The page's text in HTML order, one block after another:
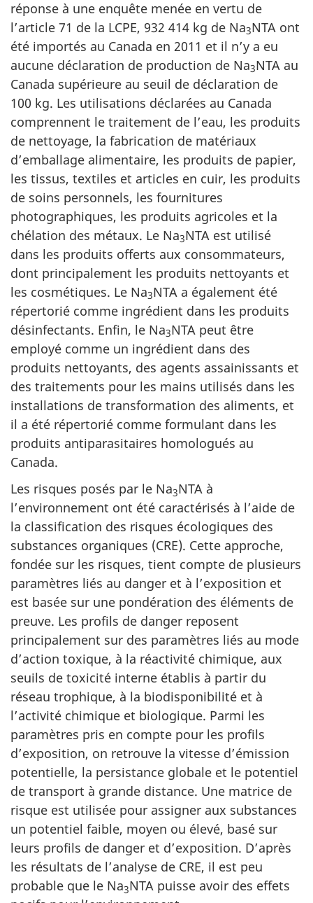
réponse à une enquête menée en vertu de
l’article 71 de la LCPE, 932 414 kg de Na3NTA ont
été importés au Canada en 2011 et il n’y a eu
aucune déclaration de production de Na3NTA au
Canada supérieure au seuil de déclaration de
100 kg. Les utilisations déclarées au Canada
comprennent le traitement de l’eau, les produits
de nettoyage, la fabrication de matériaux
d’emballage alimentaire, les produits de papier,
les tissus, textiles et articles en cuir, les produits
de soins personnels, les fournitures
photographiques, les produits agricoles et la
chélation des métaux. Le Na3NTA est utilisé
dans les produits offerts aux consommateurs,
dont principalement les produits nettoyants et
les cosmétiques. Le Na3NTA a également été
répertorié comme ingrédient dans les produits
désinfectants. Enfin, le Na3NTA peut être
employé comme un ingrédient dans des
produits nettoyants, des agents assainissants et
des traitements pour les mains utilisés dans les
installations de transformation des aliments, et
il a été répertorié comme formulant dans les
produits antiparasitaires homologués au
Canada.
Les risques posés par le Na3NTA à
l’environnement ont été caractérisés à l’aide de
la classification des risques écologiques des
substances organiques (CRE). Cette approche,
fondée sur les risques, tient compte de plusieurs
paramètres liés au danger et à l’exposition et
est basée sur une pondération des éléments de
preuve. Les profils de danger reposent
principalement sur des paramètres liés au mode
d’action toxique, à la réactivité chimique, aux
seuils de toxicité interne établis à partir du
réseau trophique, à la biodisponibilité et à
l’activité chimique et biologique. Parmi les
paramètres pris en compte pour les profils
d’exposition, on retrouve la vitesse d’émission
potentielle, la persistance globale et le potentiel
de transport à grande distance. Une matrice de
risque est utilisée pour assigner aux substances
un potentiel faible, moyen ou élevé, basé sur
leurs profils de danger et d’exposition. D’après
les résultats de l’analyse de CRE, il est peu
probable que le Na3NTA puisse avoir des effets